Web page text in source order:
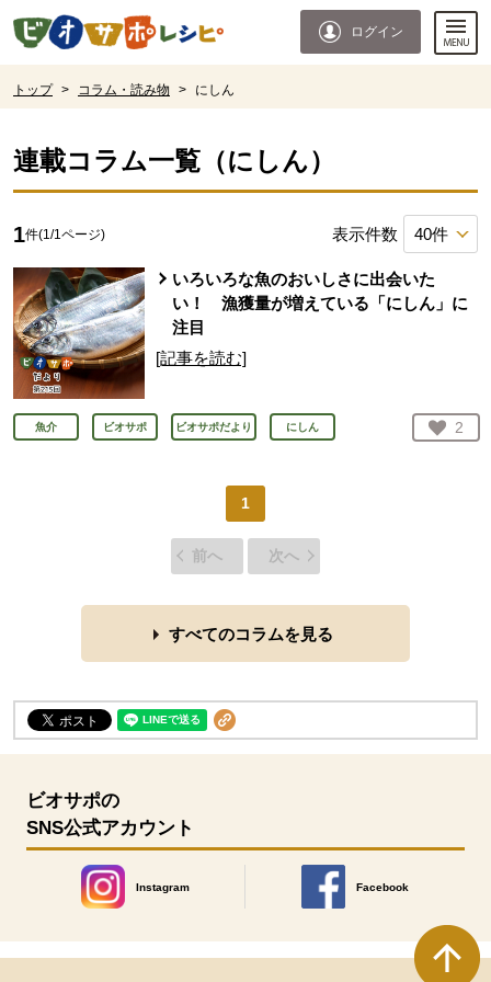
ページの先頭です。
ログイン
トップ > コラム・読み物 > にしん
連載コラム一覧（にしん）
1件(1 /1 ページ) 表示件数
いろいろな魚のおいしさに出会いた
い！ 漁獲量が増えている「にしん」に
注目
[記事を読む]
魚介 ビオサポ ビオサポだより にしん お気
2
人
1
前へ 次へ
すべてのコラムを見る
ビオサポの
SNS公式アカウント
Instagram
別のウィンドウで開きます。
Facebook
別のウィンドウで開きます